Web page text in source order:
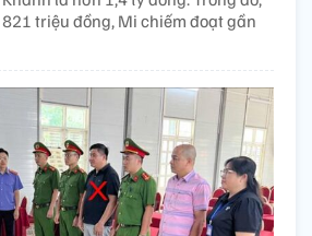
triệu đồng, Mi chiếm đoạt gần